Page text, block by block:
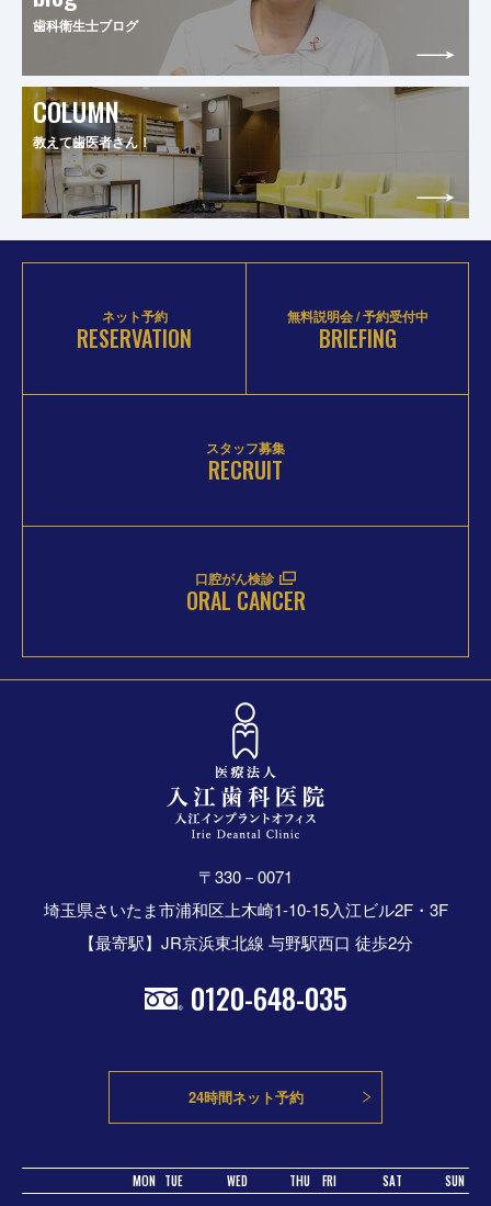
歯科衛生士ブログ
COLUMN
教えて歯医者さん！
ネット予約
RESERVATION
無料説明会 / 予約受付中
BRIEFING
スタッフ募集
RECRUIT
口腔がん検診
ORAL CANCER
〒330－0071
埼玉県さいたま市浦和区上木崎1-10-15入江ビル2F・3F
【最寄駅】JR京浜東北線 与野駅西口 徒歩2分
0120-648-035
24時間ネット予約
MON TUE WED THU FRI SAT SUN